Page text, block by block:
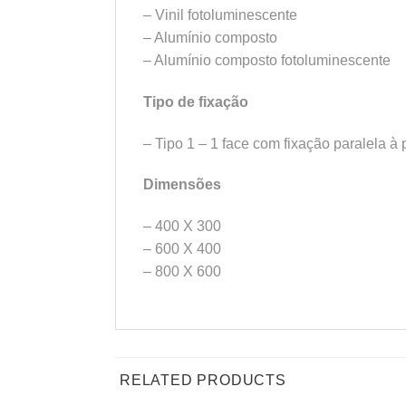
– Vinil fotoluminescente
– Alumínio composto
– Alumínio composto fotoluminescente
Tipo de fixação
– Tipo 1 – 1 face com fixação paralela à
Dimensões
– 400 X 300
– 600 X 400
– 800 X 600
RELATED PRODUCTS